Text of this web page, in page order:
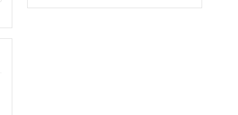
响；<&list>3.稳定器的转向胶套和球头